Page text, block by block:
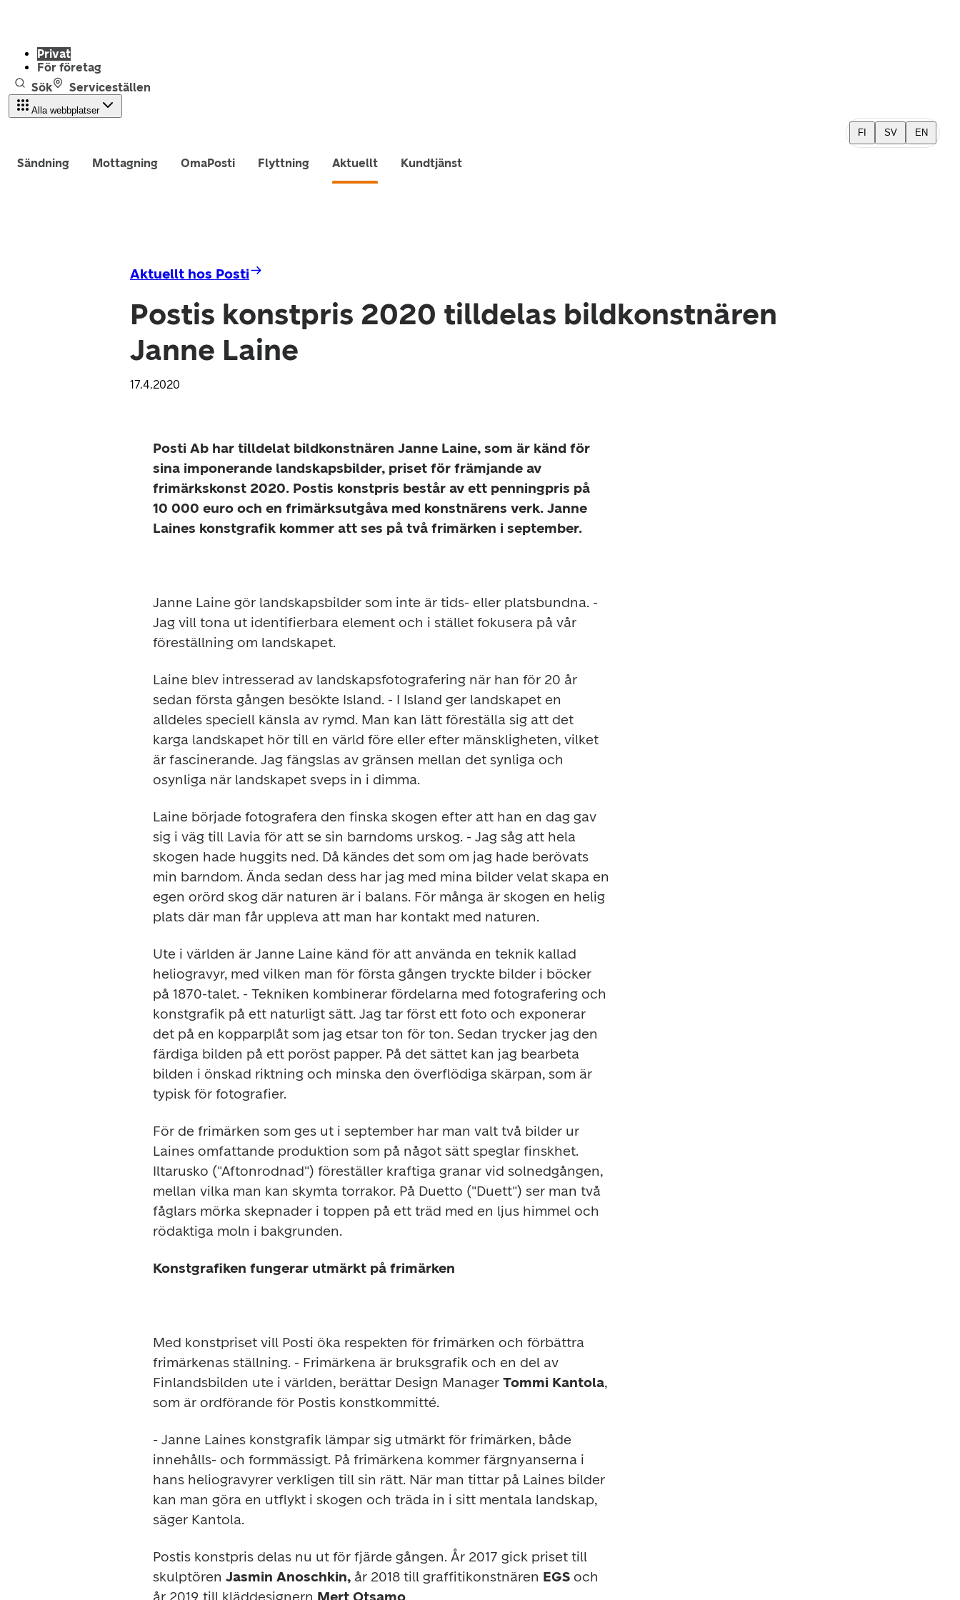
Privat
För företag
Sök
Serviceställen
Alla webbplatser
FI SV EN
Sändning Mottagning OmaPosti Flyttning Aktuellt Kundtjänst
Aktuellt hos Posti
Postis konstpris 2020 tilldelas bildkonstnären
Janne Laine
17.4.2020
Posti Ab har tilldelat bildkonstnären Janne Laine, som är känd för
sina imponerande landskapsbilder, priset för främjande av
frimärkskonst 2020. Postis konstpris består av ett penningpris på
10 000 euro och en frimärksutgåva med konstnärens verk. Janne
Laines konstgrafik kommer att ses på två frimärken i september.
Janne Laine gör landskapsbilder som inte är tids- eller platsbundna. -
Jag vill tona ut identifierbara element och i stället fokusera på vår
föreställning om landskapet.
Laine blev intresserad av landskapsfotografering när han för 20 år
sedan första gången besökte Island. - I Island ger landskapet en
alldeles speciell känsla av rymd. Man kan lätt föreställa sig att det
karga landskapet hör till en värld före eller efter mänskligheten, vilket
är fascinerande. Jag fängslas av gränsen mellan det synliga och
osynliga när landskapet sveps in i dimma.
Laine började fotografera den finska skogen efter att han en dag gav
sig i väg till Lavia för att se sin barndoms urskog. - Jag såg att hela
skogen hade huggits ned. Då kändes det som om jag hade berövats
min barndom. Ända sedan dess har jag med mina bilder velat skapa en
egen orörd skog där naturen är i balans. För många är skogen en helig
plats där man får uppleva att man har kontakt med naturen.
Ute i världen är Janne Laine känd för att använda en teknik kallad
heliogravyr, med vilken man för första gången tryckte bilder i böcker
på 1870-talet. - Tekniken kombinerar fördelarna med fotografering och
konstgrafik på ett naturligt sätt. Jag tar först ett foto och exponerar
det på en kopparplåt som jag etsar ton för ton. Sedan trycker jag den
färdiga bilden på ett poröst papper. På det sättet kan jag bearbeta
bilden i önskad riktning och minska den överflödiga skärpan, som är
typisk för fotografier.
För de frimärken som ges ut i september har man valt två bilder ur
Iltarusko ("Aftonrodnad") föreställer kraftiga granar vid solnedgången,
mellan vilka man kan skymta torrakor. På Duetto ("Duett") ser man två
fåglars mörka skepnader i toppen på ett träd med en ljus himmel och
rödaktiga moln i bakgrunden.
Konstgrafiken fungerar utmärkt på frimärken
Med konstpriset vill Posti öka respekten för frimärken och förbättra
frimärkenas ställning. - Frimärkena är bruksgrafik och en del av
Finlandsbilden ute i världen, berättar Design Manager Tommi Kantola,
som är ordförande för Postis konstkommitté.
- Janne Laines konstgrafik lämpar sig utmärkt för frimärken, både
innehålls- och formmässigt. På frimärkena kommer färgnyanserna i
hans heliogravyrer verkligen till sin rätt. När man tittar på Laines bilder
kan man göra en utflykt i skogen och träda in i sitt mentala landskap,
säger Kantola.
Postis konstpris delas nu ut för fjärde gången. År 2017 gick priset till
skulptören Jasmin Anoschkin, år 2018 till graffitikonstnären EGS och